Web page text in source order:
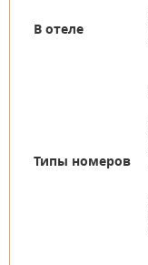
В отеле
Типы номеров